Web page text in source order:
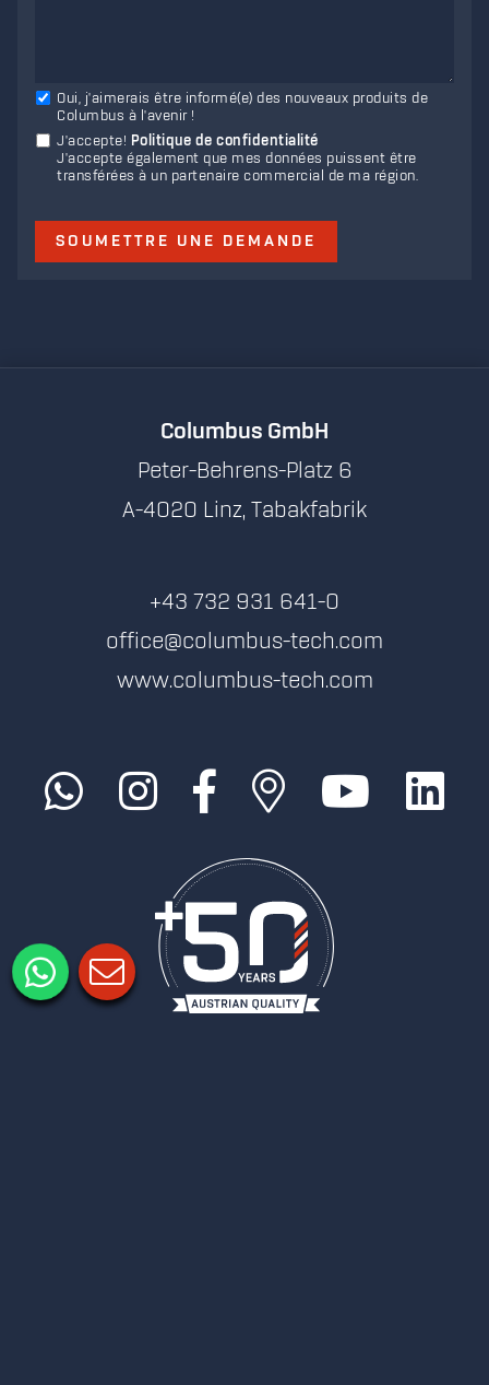
Oui, j'aimerais être informé(e) des nouveaux produits de
Columbus à l'avenir !
J'accepte! Politique de confidentialité
J'accepte également que mes données puissent être
transférées à un partenaire commercial de ma région.
SOUMETTRE UNE DEMANDE
Columbus GmbH
Peter-Behrens-Platz 6
A-4020 Linz, Tabakfabrik
+43 732 931 641-0
office@columbus-tech.com
www.columbus-tech.com